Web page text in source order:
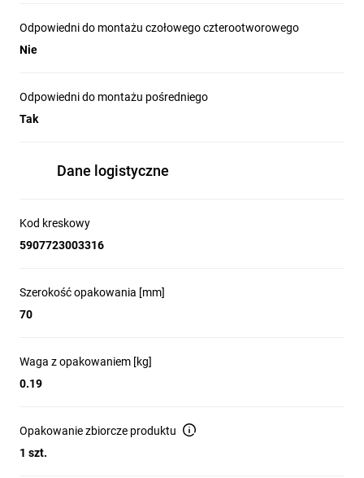
Odpowiedni do montażu czołowego czterootworowego
Nie
Odpowiedni do montażu pośredniego
Tak
Dane logistyczne
Kod kreskowy
5907723003316
Szerokość opakowania [mm]
70
Waga z opakowaniem [kg]
0.19
Opakowanie zbiorcze produktu
1 szt.